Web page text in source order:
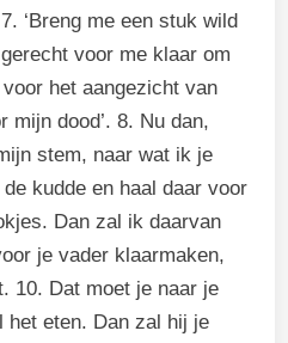
‘Breng me een stuk wild
voor me klaar om
het aangezicht van
mijn dood’. 8. Nu dan,
stem, naar wat ik je
kudde en haal daar voor
Dan zal ik daarvan
je vader klaarmaken,
10. Dat moet je naar je
het eten. Dan zal hij je